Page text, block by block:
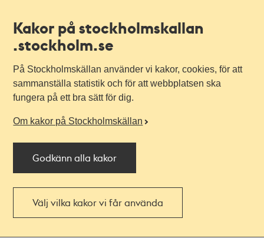
Kakor på stockholmskallan
.stockholm.se
På Stockholmskällan använder vi kakor, cookies, för att
sammanställa statistik och för att webbplatsen ska
fungera på ett bra sätt för dig.
Om kakor på Stockholmskällan
Godkänn alla kakor
Välj vilka kakor vi får använda